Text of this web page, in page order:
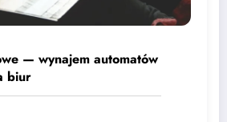
— wynajem automatów
biur